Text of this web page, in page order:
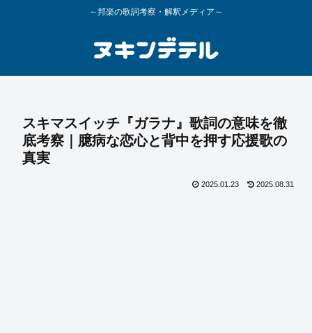
～邦楽の歌詞考察・解釈メディア～
スキマスイッチ『ガラナ』歌詞の意味を徹
底考察｜臆病な恋心と背中を押す応援歌の
真実
2025.01.23 2025.08.31